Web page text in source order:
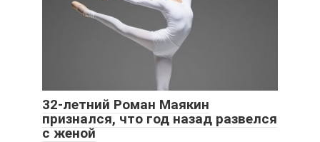
32-летний Роман Маякин
признался, что год назад развелся
с женой